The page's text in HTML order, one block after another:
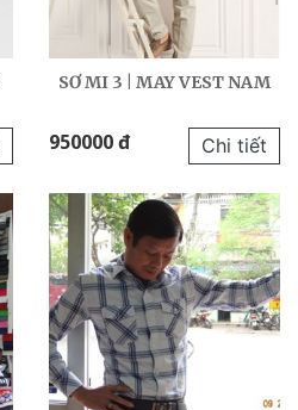
SƠ MI 3 | MAY VEST NAM
950000 đ Chi tiết